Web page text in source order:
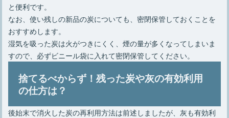
と便利です。
なお、使い残しの新品の炭についても、密閉保管しておくことを
おすすめします。
湿気を吸った炭は火がつきにくく、煙の量が多くなってしまいま
すので、必ずビニール袋に入れて密閉保管してください。
捨てるべからず！残った炭や灰の有効利用
の仕方は？
後始末で消火した炭の再利用方法は前述しましたが、灰も有効利